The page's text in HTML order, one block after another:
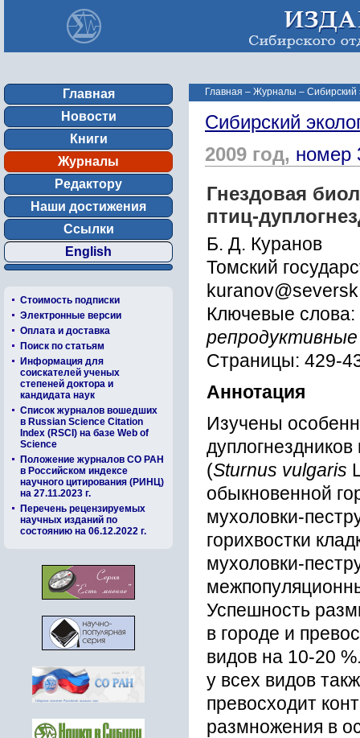
Главная
Новости
Книги
Журналы
Редактору
Наши достижения
Ссылки
English
Стоимость подписки
Электронные версии
Оплата и доставка
Поиск по статьям
Информация для
соискателей ученых
степеней доктора и
кандидата наук
Список журналов вошедших
в Russian Science Citation
Index (RSCI) на базе Web of
Science
Положение журналов СО РАН
в Российском индексе
научного цитирования (РИНЦ)
на 27.11.2023 г.
Перечень рецензируемых
научных изданий по
состоянию на 06.12.2022 г.
Главная – Журналы – Сибирский
Сибирский
2009 год, номер
Гнездовая
птиц-
Б. Д. Куранов
Томский
Ключевые слова:
Страницы: 429-
Аннотация
Изучены
(Sturnus vulgaris
обыкновенной
мухоловки-
горихвостки
мухоловки-
Успешность
в городе и
видов на 10-20
у всех видов
превосходит
размножения в